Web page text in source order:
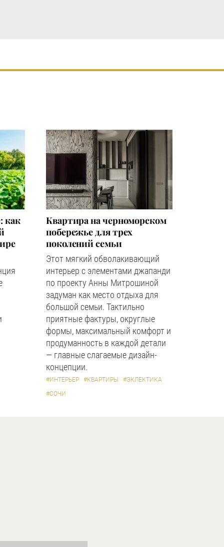
как
Квартира на черноморском
побережье для трех
поколений семьи
Этот мягкий обволакивающий
интерьер с элементами джапанди
по проекту Анны Митрошиной
задуман как место отдыха для
большой семьи. Тактильно
приятные фактуры, округлые
формы, максимальный комфорт и
продуманность в каждой детали
— главные слагаемые дизайн-
концепции.
#ИНТЕРЬЕР #КВАРТИРЫ
#ЭКЛЕКТИКА
#СОЧИ